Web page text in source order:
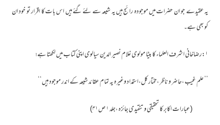
یہ عقیدے جو ان حضرات میں موجودہ رائج ہیں یہ شیعہ سے لئے گئے ہیں اس بات کا اقرار تو خود ان
کو بھی ہے۔
۱:رضاخانی اشرف العلماء کا بیٹا مولوی غلام نصیر الدین سیالوی اپنی کتاب میں لکھتا ہے؛
’’ علم غیب ،حاضر و ناظر ،مختار کل،استمداد وغیرہ یہ تمام عقائد شیعہ کے اندر موجود ہیں‘‘
(عبارات اکابر کا تحقیقی و تنقیدی جائزہ ،جلد ۱ ص۴۱)